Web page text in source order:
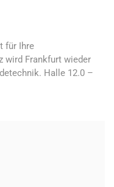
für Ihre
wird Frankfurt wieder
Halle 12.0 –